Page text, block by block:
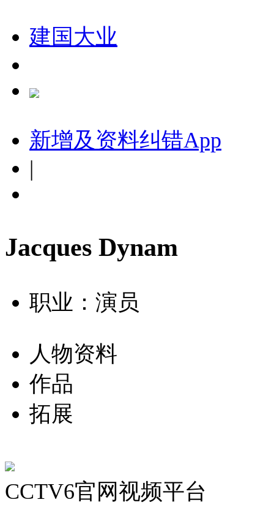
建国大业
新增及资料纠错App
|
Jacques Dynam
职业：演员
人物资料
作品
拓展
CCTV6官网视频平台